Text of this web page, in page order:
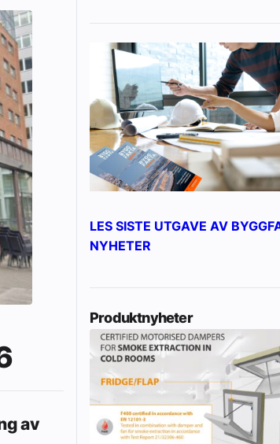
av
LES SISTE UTGAVE AV
NYHETER
Produktnyheter